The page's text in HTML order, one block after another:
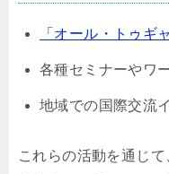
「オール・トゥギ
各種セミナーやワ
地域での国際交流
これらの活動を通じ